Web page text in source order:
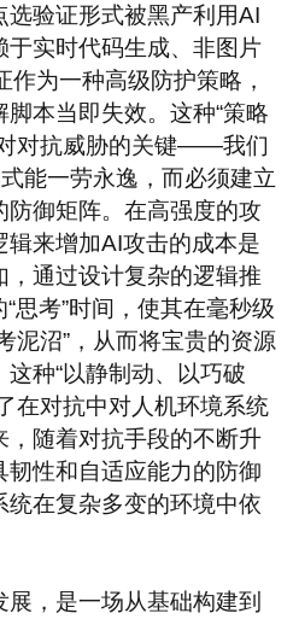
验证形式被黑产利用AI
于实时代码生成、非图片
为一种高级防护策略，
本当即失效。这种“策略
对抗威胁的关键——我们
能一劳永逸，而必须建立
御矩阵。 在高强度的攻
辑来增加AI攻击的成本是
通过设计复杂的逻辑推
思考”时间，使其在毫秒级
泥沼”，从而将宝贵的资源
种“以静制动、以巧破
在对抗中对人机环境系统
，随着对抗手段的不断升
性和自适应能力的防御
在复杂多变的环境中依
，是一场从基础构建到